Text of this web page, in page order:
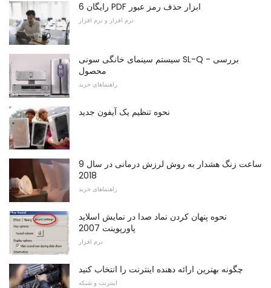
6 رایگان PDF ابزار حذف رمز عبور
نرم افزار و نرم افزار
سیستم سینمای خانگی سونی SL-Q - بررسی
محصول
راهنماهای خرید
نحوه تنظیم یک آیفون جدید
9 ساعت زنگ هشدار به روش لرزش درمانی در سال
2018
راهنماهای خرید
نحوه پنهان کردن نماد صدا در نمایش اسلاید
پاورپوینت 2007
نرم افزار
چگونه بهترین ارائه دهنده اینترنت را انتخاب کنید
اینترنت و شبکه